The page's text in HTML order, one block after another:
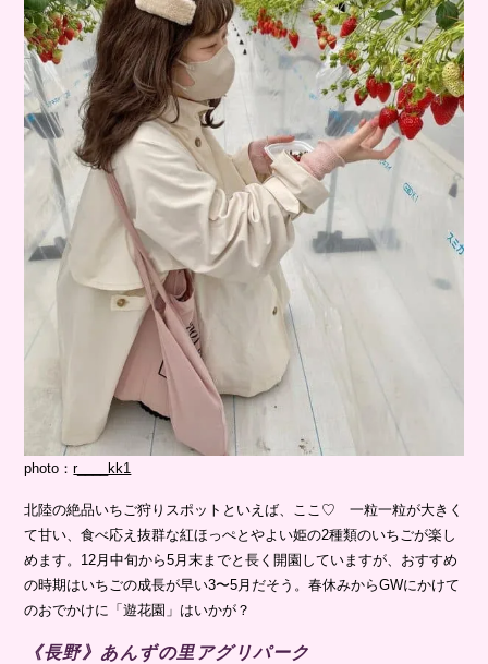
photo：r____kk1
北陸の絶品いちご狩りスポットといえば、ここ♡ 一粒一粒が大きく
て甘い、食べ応え抜群な紅ほっぺとやよい姫の2種類のいちごが楽し
めます。12月中旬から5月末までと長く開園していますが、おすすめ
の時期はいちごの成長が早い3〜5月だそう。春休みからGWにかけて
のおでかけに「遊花園」はいかが？
《長野》あんずの里アグリパーク